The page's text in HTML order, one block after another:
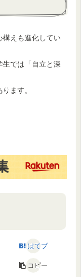
えも進化してい
では「自立と深
ます。
はてブ
コピー